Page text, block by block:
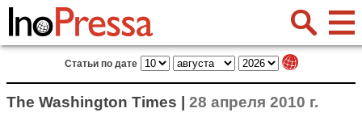
Статьи по дате
The Washington Times | 28 апреля 2010 г.